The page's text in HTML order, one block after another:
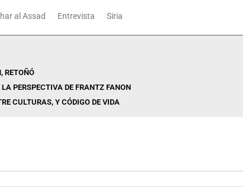
al Assad Entrevista Siria
RETOÑÓ
PERSPECTIVA DE FRANTZ FANON
CULTURAS, Y CÓDIGO DE VIDA